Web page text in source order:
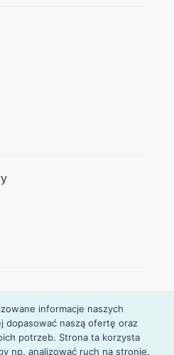
informacje naszych
dopasować naszą ofertę oraz
potrzeb. Strona ta korzysta
np. analizować ruch na stronie.